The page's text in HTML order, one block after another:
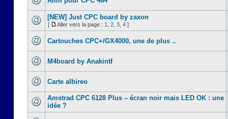
[NEW] Just CPC board by zaxon
[ Aller vers la page : 1 2 3 4 ]
Cartouches CPC+/GX4000, une de plus ..
M4board by Anakintf
Carte albireo
Amstrad CPC 6128 Plus – écran noir mais LED OK : une
idée ?